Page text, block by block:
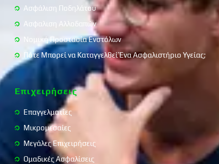
Ασφάλιση Ποδηλάτου
Ασφαλιση Αλλοδαπών
Νομική Προστασία Ενστόλων
Πότε Μπορεί να Καταγγελθεί Ένα Ασφαλιστήριο Υγείας;
Επιχειρήσεις
Επαγγελματίες
Μικρομεσαίες
Μεγάλες Επιχειρήσεις
Ομαδικές Ασφαλίσεις